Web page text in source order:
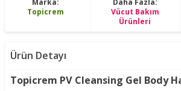
Marka:
Topicrem
Daha Fazla:
Vücut Bakım
Ürünleri
Ürün Detayı
Topicrem PV Cleansing Gel Body